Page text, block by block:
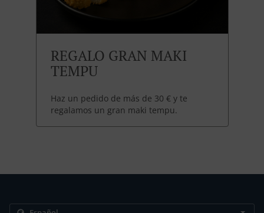
REGALO GRAN MAKI
TEMPU
Haz un pedido de más de 30 € y te
regalamos un gran maki tempu.